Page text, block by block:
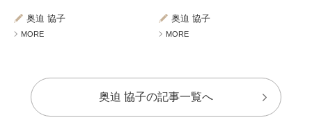
奥迫 協子
MORE
奥迫 協子
MORE
奥迫 協子の記事一覧へ